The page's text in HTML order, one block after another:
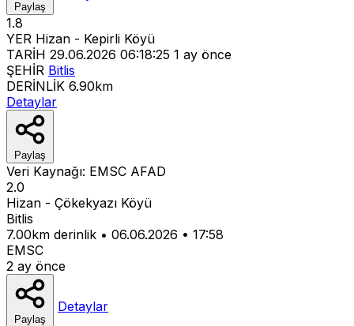
Paylaş
1.8
YER Hizan - Kepirli Köyü
TARİH 29.06.2026 06:18:25 1 ay önce
ŞEHİR Bitlis
DERİNLİK 6.90km
Detaylar
Paylaş
Veri Kaynağı: EMSC AFAD
2.0
Hizan - Çökekyazı Köyü
Bitlis
7.00km derinlik • 06.06.2026 • 17:58
EMSC
2 ay önce
Paylaş
Detaylar